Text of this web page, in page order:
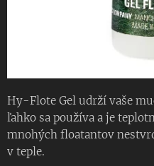
Hy-Flote Gel udrží vaše
ľahko sa používa a je
mnohých floatantov
v teple.